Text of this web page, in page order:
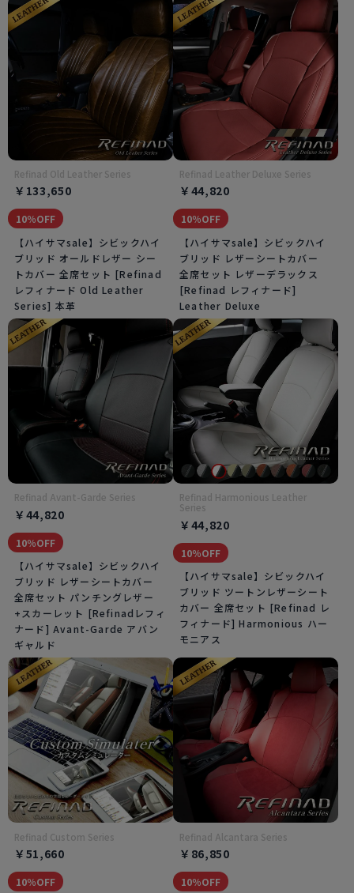
Refinad Old Leather Series
￥133,650
10％OFF
【ハイサマsale】シビックハイ
ブリッド オールドレザー シー
トカバー 全席セット [Refinad
レフィナード Old Leather
Series] 本革
Refinad Leather Deluxe Series
￥44,820
10％OFF
【ハイサマsale】シビックハイ
ブリッド レザーシートカバー
全席セット レザーデラックス
[Refinad レフィナード]
Leather Deluxe
Refinad Avant-Garde Series
￥44,820
10％OFF
【ハイサマsale】シビックハイ
ブリッド レザーシートカバー
全席セット パンチングレザー
+スカーレット [Refinadレフィ
ナード] Avant-Garde アバン
ギャルド
Refinad Harmonious Leather
Series
￥44,820
10％OFF
【ハイサマsale】シビックハイ
ブリッド ツートンレザーシート
カバー 全席セット [Refinad レ
フィナード] Harmonious ハー
モニアス
Refinad Custom Series
￥51,660
10％OFF
Refinad Alcantara Series
￥86,850
10％OFF